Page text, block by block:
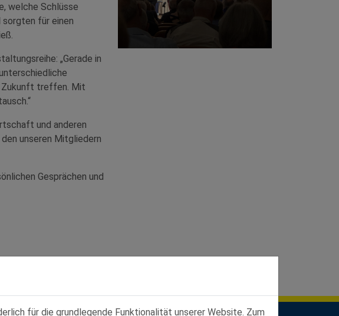
welche Schlüsse
für einen
„Gerade in
Zukunft treffen. Mit
und anderen
unseren Mitgliedern
Gesprächen und
für die grundlegende Funktionalität unserer Website. Zum